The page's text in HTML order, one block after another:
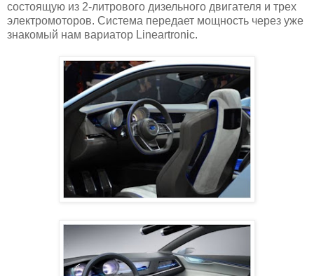
состоящую из 2-литрового дизельного двигателя и трех
электромоторов. Система передает мощность через уже
знакомый нам вариатор Lineartronic.